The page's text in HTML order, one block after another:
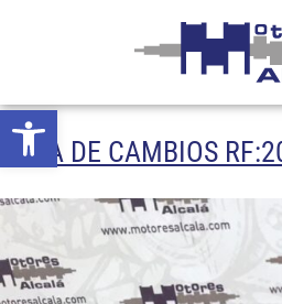
Abrir barra de herramientas
CAJA DE CAMBIOS